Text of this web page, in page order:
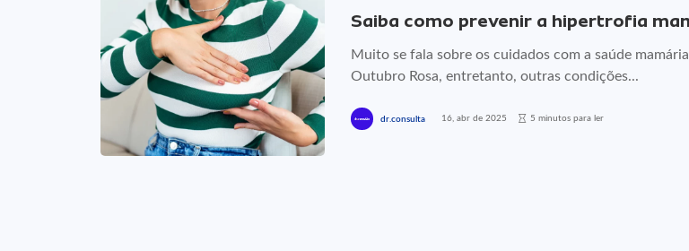
Saiba como prevenir a hipertrofia
Muito se fala sobre os cuidados com a saúde
Outubro Rosa, entretanto, outras condições...
dr.consulta 16, abr de 2025 5 minutos para ler